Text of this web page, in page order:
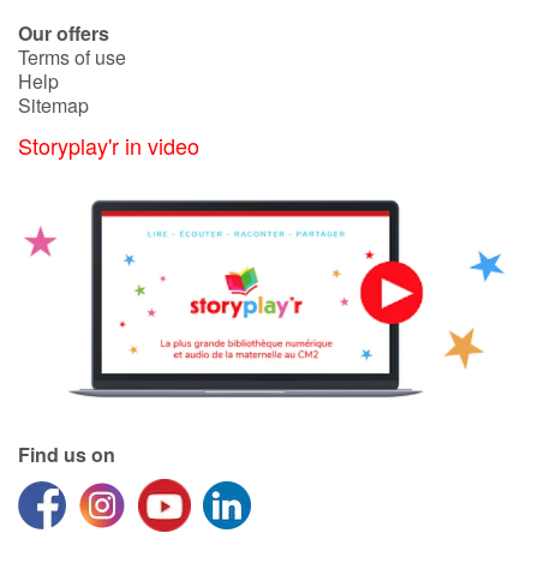
Our offers
Terms of use
Help
Sitemap
Storyplay'r in video
Find us on